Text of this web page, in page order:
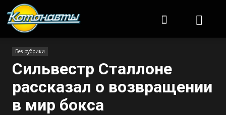
Без рубрики
Сильвестр Сталлоне
рассказал о возвращении
в мир бокса